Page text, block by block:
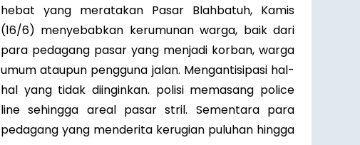
hebat yang meratakan Pasar Blahbatuh, Kamis
(16/6) menyebabkan kerumunan warga, baik dari
para pedagang pasar yang menjadi korban, warga
umum ataupun pengguna jalan. Mengantisipasi hal-
hal yang tidak diinginkan. polisi memasang police
line sehingga areal pasar stril. Sementara para
pedagang yang menderita kerugian puluhan hingga